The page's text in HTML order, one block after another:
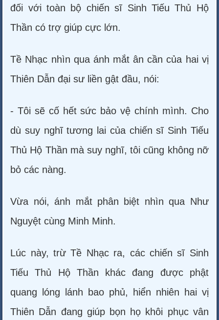
đối với toàn bộ chiến sĩ Sinh Tiếu Thủ Hộ
Thần có trợ giúp cực lớn.
Tề Nhạc nhìn qua ánh mắt ân cần của hai vị
Thiên Dẫn đại sư liền gật đầu, nói:
- Tôi sẽ cố hết sức bảo vệ chính mình. Cho
dù suy nghĩ tương lai của chiến sĩ Sinh Tiếu
Thủ Hộ Thần mà suy nghĩ, tôi cũng không nỡ
bỏ các nàng.
Vừa nói, ánh mắt phân biệt nhìn qua Như
Nguyệt cùng Minh Minh.
Lúc này, trừ Tề Nhạc ra, các chiến sĩ Sinh
Tiếu Thủ Hộ Thần khác đang được phật
quang lóng lánh bao phủ, hiển nhiên hai vị
Thiên Dẫn đang giúp bọn họ khôi phục vân